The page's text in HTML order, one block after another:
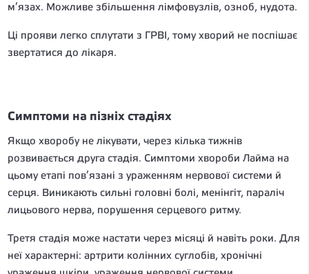
м’язах. Можливе збільшення лімфовузлів, озноб, нудота.
Ці прояви легко сплутати з ГРВІ, тому хворий не поспішає
звертатися до лікаря.
Симптоми на пізніх стадіях
Якщо хворобу не лікувати, через кілька тижнів
розвивається друга стадія. Симптоми хвороби Лайма на
цьому етапі пов’язані з ураженням нервової системи й
серця. Виникають сильні головні болі, менінгіт, параліч
лицьового нерва, порушення серцевого ритму.
Третя стадія може настати через місяці й навіть роки. Для
неї характерні: артрити колінних суглобів, хронічні